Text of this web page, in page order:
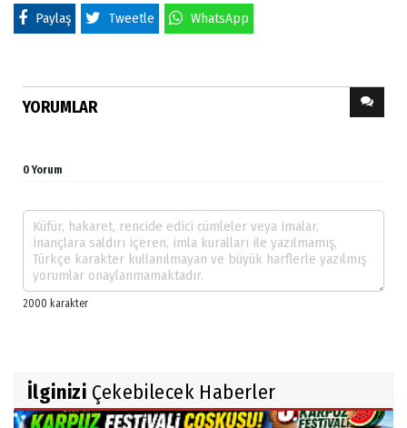
Paylaş Tweetle WhatsApp
YORUMLAR
0 Yorum
İlginizi Çekebilecek Haberler